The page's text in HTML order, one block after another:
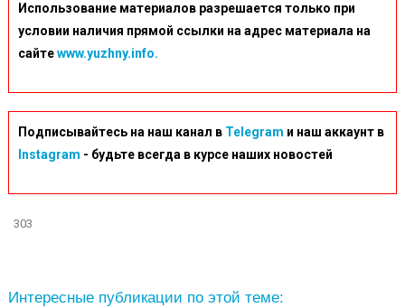
Использование материалов разрешается только при
условии наличия прямой ссылки на адрес материала на
сайтеwww.yuzhny.info.
Подписывайтесь на наш канал в Telegram и наш аккаунт в
Instagram - будьте всегда в курсе наших новостей
303
Интересные публикации по этой теме: